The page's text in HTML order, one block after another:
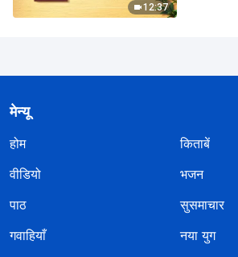
12:37
मेन्यू
होम
किताबें
वीडियो
भजन
पाठ
सुसमाचार
गवाहियाँ
नया युग